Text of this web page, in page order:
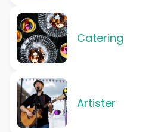
Catering
Artister